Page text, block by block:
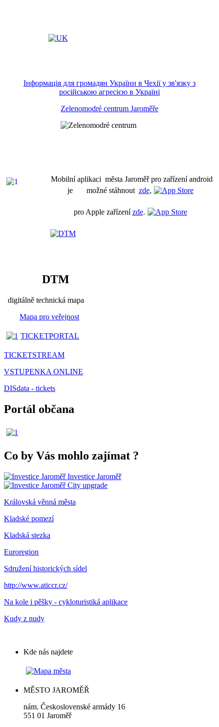
Інформація для громадян України в Чехії у зв'язку з
російською агресією в Україні
Zelenomodré centrum Jaroměře
Mobilní aplikaci města Jaroměř pro zařízení android
je možné stáhnout zde,
pro Apple zařízenízde.
DTM
digitálně technická mapa
Mapa pro veřejnost
TICKETPORTAL
TICKETSTREAM
VSTUPENKA ONLINE
DISdata - tickets
Portál občana
Co by Vás mohlo zajímat ?
Investice Jaroměř
City upgrade
Královská věnná města
Kladské pomezí
Kladská stezka
Euroregion
Sdružení historických sídel
http://www.aticcr.cz/
Na kole i pěšky - cykloturistiká aplikace
Kudy z nudy
Kde nás najdete
MĚSTO JAROMĚŘ
nám. Československé armády 16
551 01 Jaroměř